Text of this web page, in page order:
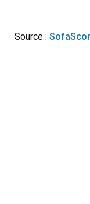
Source :